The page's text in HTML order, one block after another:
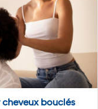
bouclés